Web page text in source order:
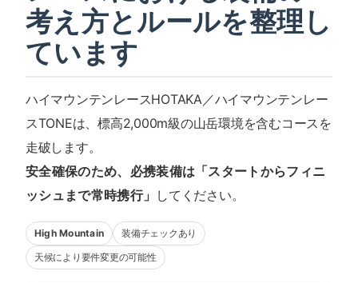
考え方とルールを整理し
ています
ハイマウンテンレースHOTAKA／ハイマウンテンレー
スTONEは、標高2,000m級の山岳環境を含むコースを
走破します。
安全確保のため、必携装備は「スタートからフィニ
ッシュまで常時携行」 してください。
High Mountain
装備チェックあり
天候により要件変更の可能性